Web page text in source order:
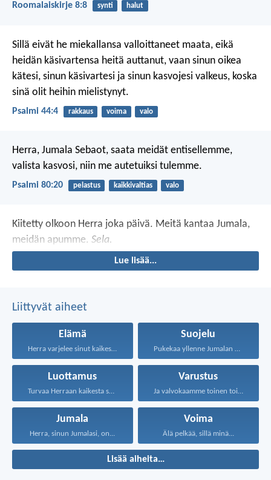
Roomalaiskirje 8:8 synti halut
Sillä eivät he miekallansa valloittaneet maata, eikä
heidän käsivartensa heitä auttanut, vaan sinun oikea
kätesi, sinun käsivartesi ja sinun kasvojesi valkeus, koska
sinä olit heihin mielistynyt.
Psalmi 44:4 rakkaus voima valo
Herra, Jumala Sebaot, saata meidät entisellemme,
valista kasvosi, niin me autetuiksi tulemme.
Psalmi 80:20 pelastus kaikkivaltias valo
Kiitetty olkoon Herra joka päivä. Meitä kantaa Jumala,
meidän apumme. Sela.
Lue lisää...
Liittyvät aiheet
Elämä
Herra varjelee sinut kaikesta...
Suojelu
Pukekaa yllenne Jumalan koko...
Luottamus
Turvaa Herraan kaikesta sydämestäsi...
Varustus
Ja valvokaamme toinen toistamme...
Jumala
Herra, sinun Jumalasi, on...
Voima
Älä pelkää, sillä minä...
Lisää aiheita…